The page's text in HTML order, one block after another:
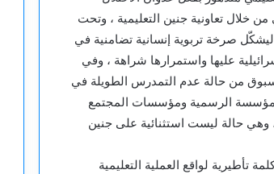
الفلسطيني من خلال تعاونية جنين التعليمية ، وتحت
ليشكّل صرخة تربوية إنسانية تضامنية في
عليها واستمرارها شراهة ، وفي
من حالة عدم التمدرس الطويلة في
الرسمية ومؤسسات المجتمع
وهي حالة ليست استثنائية على جنين
تأطيرية لواقع العملية التعليمية